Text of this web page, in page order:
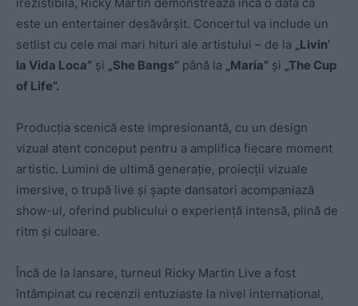
irezistibilă, Ricky Martin demonstrează încă o dată că
este un entertainer desăvârșit. Concertul va include un
setlist cu cele mai mari hituri ale artistului – de la „Livin’
la Vida Loca” și „She Bangs” până la „María” și „The Cup
of Life”.
Producția scenică este impresionantă, cu un design
vizual atent conceput pentru a amplifica fiecare moment
artistic. Lumini de ultimă generație, proiecții vizuale
imersive, o trupă live și șapte dansatori acompaniază
show-ul, oferind publicului o experiență intensă, plină de
ritm și culoare.
Încă de la lansare, turneul Ricky Martin Live a fost
întâmpinat cu recenzii entuziaste la nivel internațional,